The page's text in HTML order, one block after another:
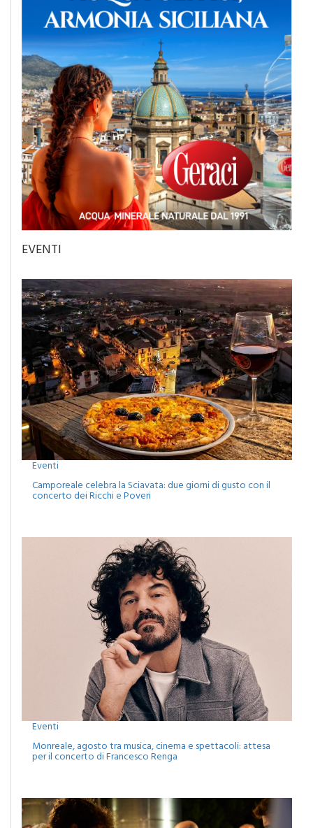
EVENTI
Eventi
Camporeale celebra la Sciavata: due giorni di gusto con il
concerto dei Ricchi e Poveri
Eventi
Monreale, agosto tra musica, cinema e spettacoli: attesa
per il concerto di Francesco Renga